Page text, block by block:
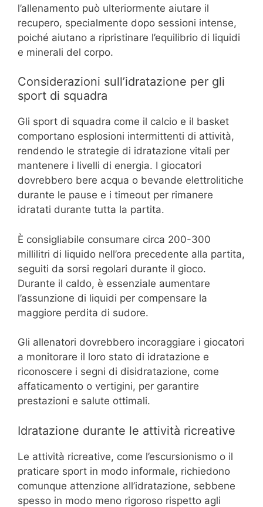
l’allenamento può ulteriormente aiutare il
recupero, specialmente dopo sessioni intense,
poiché aiutano a ripristinare l’equilibrio di liquidi
e minerali del corpo.
Considerazioni sull’idratazione per gli
sport di squadra
Gli sport di squadra come il calcio e il basket
comportano esplosioni intermittenti di attività,
rendendo le strategie di idratazione vitali per
mantenere i livelli di energia. I giocatori
dovrebbero bere acqua o bevande elettrolitiche
durante le pause e i timeout per rimanere
idratati durante tutta la partita.
È consigliabile consumare circa 200-300
millilitri di liquido nell’ora precedente alla partita,
seguiti da sorsi regolari durante il gioco.
Durante il caldo, è essenziale aumentare
l’assunzione di liquidi per compensare la
maggiore perdita di sudore.
Gli allenatori dovrebbero incoraggiare i giocatori
a monitorare il loro stato di idratazione e
riconoscere i segni di disidratazione, come
affaticamento o vertigini, per garantire
prestazioni e salute ottimali.
Idratazione durante le attività ricreative
Le attività ricreative, come l’escursionismo o il
praticare sport in modo informale, richiedono
comunque attenzione all’idratazione, sebbene
spesso in modo meno rigoroso rispetto agli